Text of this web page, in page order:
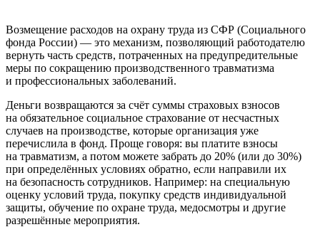
Возмещение расходов на охрану труда из СФР (Социального
фонда России) — это механизм, позволяющий работодателю
вернуть часть средств, потраченных на предупредительные
меры по сокращению производственного травматизма
и профессиональных заболеваний.
Деньги возвращаются за счёт суммы страховых взносов
на обязательное социальное страхование от несчастных
случаев на производстве, которые организация уже
перечислила в фонд. Проще говоря: вы платите взносы
на травматизм, а потом можете забрать до 20% (или до 30%)
при определённых условиях обратно, если направили их
на безопасность сотрудников. Например: на специальную
оценку условий труда, покупку средств индивидуальной
защиты, обучение по охране труда, медосмотры и другие
разрешённые мероприятия.